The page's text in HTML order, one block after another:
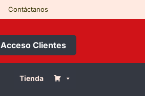
Contáctanos
Acceso Clientes
Tienda